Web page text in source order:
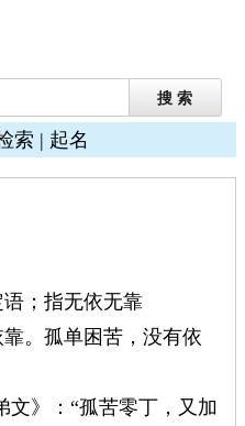
索 | 起名
；指无依无靠
。孤单困苦，没有依
文》：“孤苦零丁，又加